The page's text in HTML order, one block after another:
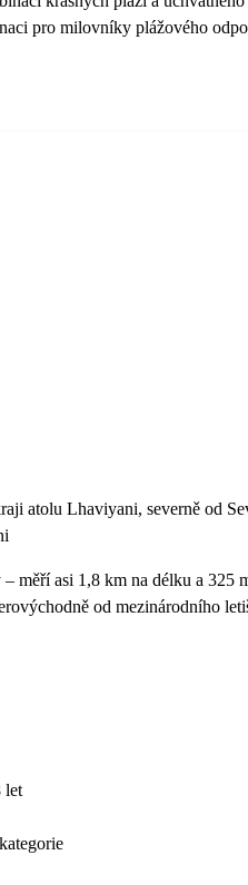
pro milovníky plážového
atolu Lhaviyani, severně od
měří asi 1,8 km na délku a 325
od mezinárodního
let